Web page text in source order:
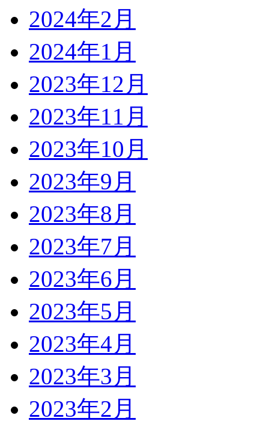
2024年2月
2024年1月
2023年12月
2023年11月
2023年10月
2023年9月
2023年8月
2023年7月
2023年6月
2023年5月
2023年4月
2023年3月
2023年2月